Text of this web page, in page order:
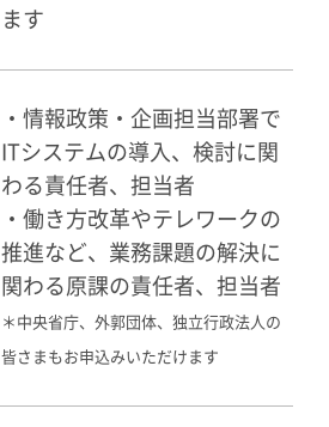
ます
・情報政策・企画担当部署で
ITシステムの導入、検討に関
わる責任者、担当者
・働き方改革やテレワークの
推進など、業務課題の解決に
関わる原課の責任者、担当者
＊中央省庁、外郭団体、独立行政法人の
皆さまもお申込みいただけます